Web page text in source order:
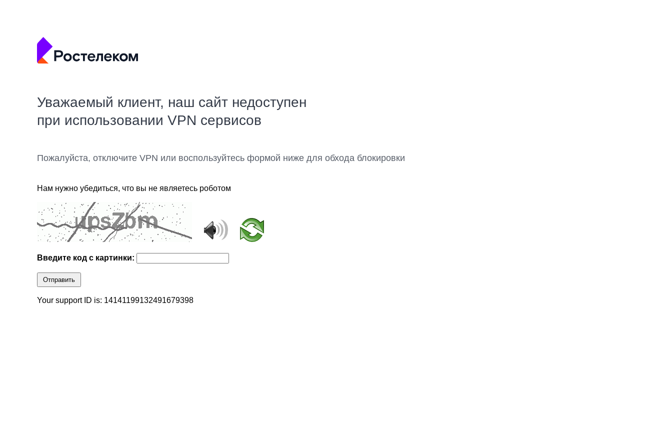
Уважаемый клиент, наш сайт недоступен
при использовании VPN сервисов
Пожалуйста, отключите VPN или воспользуйтесь формой ниже для обхода блокировки
Нам нужно убедиться, что вы не являетесь роботом
Введите код с картинки:
Отправить
Your support ID is: 14141199132491679398